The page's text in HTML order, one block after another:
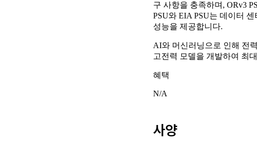
구 사항을 충족하며, ORv3
PSU와 EIA PSU는 데이터
성능을 제공합니다.
AI와 머신러닝으로 인해 전
고전력 모델을 개발하여 최
혜택
N/A
사양